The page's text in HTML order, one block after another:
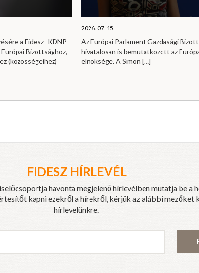
a Fidesz–KDNP
Bizottsághoz,
(közösségeihez)
2026. 07. 15.
Az Európai Parlament Gazdasági
hivatalosan is bemutatkozott az
elnöksége. A Simon […]
FIDESZ HÍRLEVÉL
havonta megjelenő hírlevélben mutatja be a
kapni ezekről a hírekről, kérjük az alábbi
hírlevelünkre.